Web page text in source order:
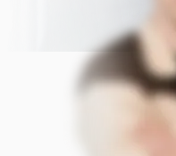
Прикрепить фото (до 5 шт.)
точнее оценить задачу)